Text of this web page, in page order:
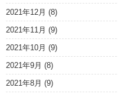
2021年12月 (8)
2021年11月 (9)
2021年10月 (9)
2021年9月 (8)
2021年8月 (9)